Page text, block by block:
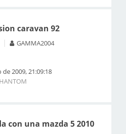
caravan 92
GAMMA2004
2009, 21:09:18
con una mazda 5 2010